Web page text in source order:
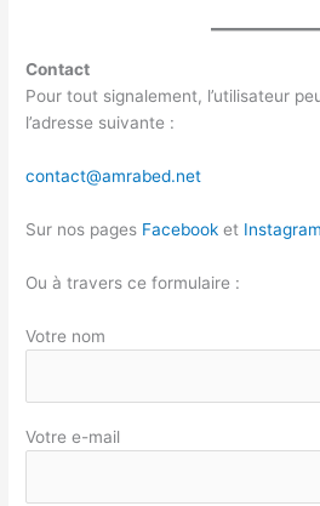
Contact
Pour tout signalement, l’utilisateur
l’adresse suivante :
contact@amrabed.net
Sur nos pages Facebooket Instagram
Ou à travers ce formulaire :
Votre nom
Votre e-mail